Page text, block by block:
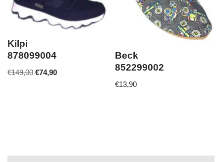
Kilpi
878099004
€149,00 €74,90
Beck
852299002
€13,90